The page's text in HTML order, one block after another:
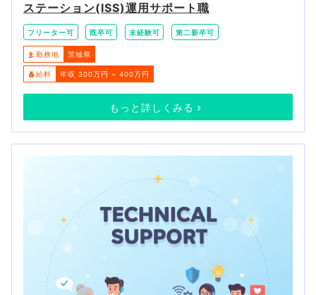
ステーション(ISS)運用サポート職
フリーター可 既卒可 未経験可 第二新卒可
勤務地 茨城県
給料 年収 300万円 ~ 400万円
もっと詳しくみる